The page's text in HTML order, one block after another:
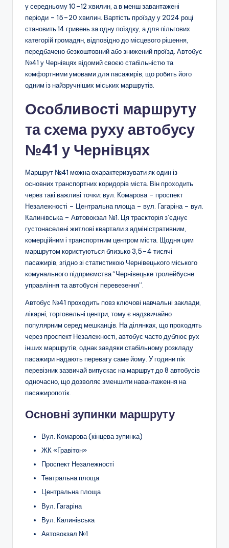
у середньому 10–12 хвилин, а в менш завантажені
періоди – 15–20 хвилин. Вартість проїзду у 2024 році
становить 14 гривень за одну поїздку, а для пільгових
категорій громадян, відповідно до місцевого рішення,
передбачено безкоштовний або знижений проїзд. Автобус
№41 у Чернівцях відомий своєю стабільністю та
комфортними умовами для пасажирів, що робить його
одним із найзручніших міських маршрутів.
Особливості маршруту
та схема руху автобусу
№41 у Чернівцях
Маршрут №41 можна охарактеризувати як один із
основних транспортних коридорів міста. Він проходить
через такі важливі точки: вул. Комарова – проспект
Незалежності – Центральна площа – вул. Гагаріна – вул.
Калинівська – Автовокзал №1. Ця траєкторія з’єднує
густонаселені житлові квартали з адміністративним,
комерційним і транспортним центром міста. Щодня цим
маршрутом користуються близько 3,5–4 тисячі
пасажирів, згідно зі статистикою Чернівецького міського
комунального підприємства “Чернівецьке тролейбусне
управління та автобусні перевезення”.
Автобус №41 проходить повз ключові навчальні заклади,
лікарні, торговельні центри, тому є надзвичайно
популярним серед мешканців. На ділянках, що проходять
через проспект Незалежності, автобус часто дублює рух
інших маршрутів, однак завдяки стабільному розкладу
пасажири надають перевагу саме йому. У години пік
перевізник зазвичай випускає на маршрут до 8 автобусів
одночасно, що дозволяє зменшити навантаження на
пасажиропотік.
Основні зупинки маршруту
Вул. Комарова (кінцева зупинка)
ЖК «Гравітон»
Проспект Незалежності
Театральна площа
Центральна площа
Вул. Гагаріна
Вул. Калинівська
Автовокзал №1